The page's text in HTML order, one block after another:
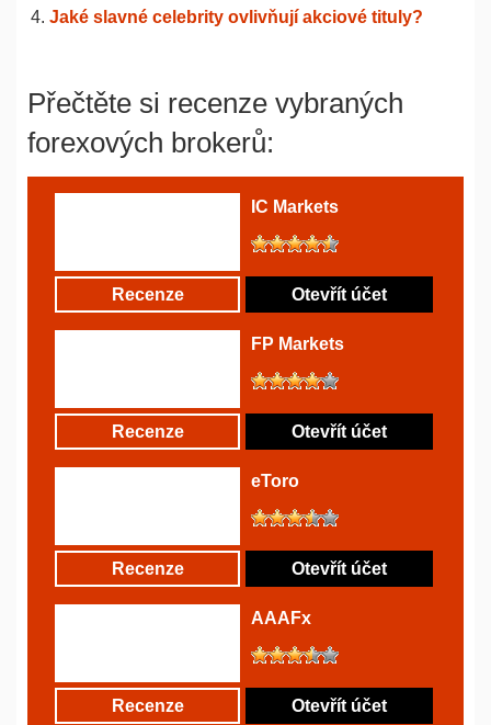
Jaké slavné celebrity ovlivňují akciové tituly?
Přečtěte si recenze vybraných
forexových brokerů:
IC Markets
Recenze Otevřít účet
FP Markets
Recenze Otevřít účet
eToro
Recenze Otevřít účet
AAAFx
Recenze Otevřít účet